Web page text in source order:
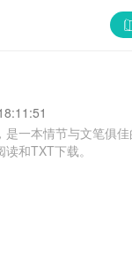
一本情节与文笔俱
和TXT下载。